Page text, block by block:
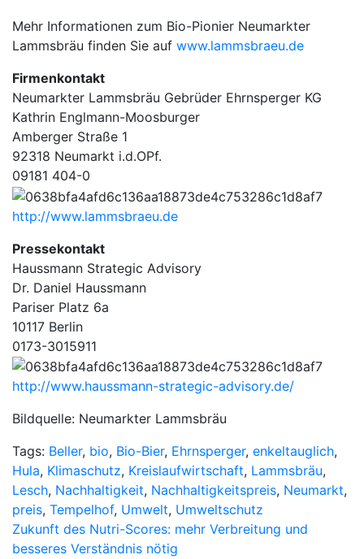
Mehr Informationen zum Bio-Pionier Neumarkter
Lammsbräu finden Sie auf www.lammsbraeu.de
Firmenkontakt
Neumarkter Lammsbräu Gebrüder Ehrnsperger KG
Kathrin Englmann-Moosburger
Amberger Straße 1
92318 Neumarkt i.d.OPf.
09181 404-0
http://www.lammsbraeu.de
Pressekontakt
Haussmann Strategic Advisory
Dr. Daniel Haussmann
Pariser Platz 6a
10117 Berlin
0173-3015911
http://www.haussmann-strategic-advisory.de/
Bildquelle: Neumarkter Lammsbräu
Tags: Beller, bio, Bio-Bier, Ehrnsperger, enkeltauglich,
Hula, Klimaschutz, Kreislaufwirtschaft, Lammsbräu,
Lesch, Nachhaltigkeit, Nachhaltigkeitspreis, Neumarkt,
preis, Tempelhof, Umwelt, Umweltschutz
Beitragsnavigation
Zukunft des Nutri-Scores: mehr Verbreitung und
besseres Verständnis nötig